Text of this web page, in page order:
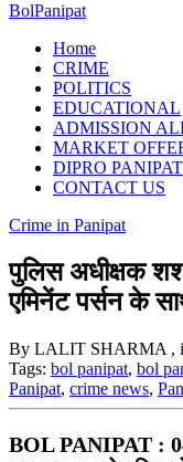
BolPanipat
Home
CRIME
POLITICS
EDUCATIONAL
ADMISSION
MARKET
DIPRO PANIPAT
CONTACT US
Crime in Panipat
पुलिस अधीक्षक
एमिनेंट पर्सन के
By LALIT SHARMA ,
Tags: bol panipat, bol
Panipat, crime news,
BOL PANIPAT :